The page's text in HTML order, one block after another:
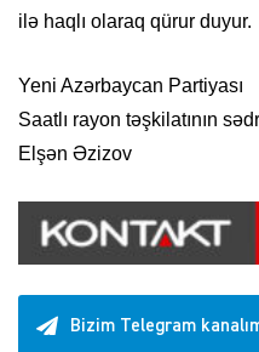
ilə haqlı olaraq qürur duyur.
Yeni Azərbaycan Partiyası
Saatlı rayon təşkilatının
Elşən Əzizov
Bizim Telegram